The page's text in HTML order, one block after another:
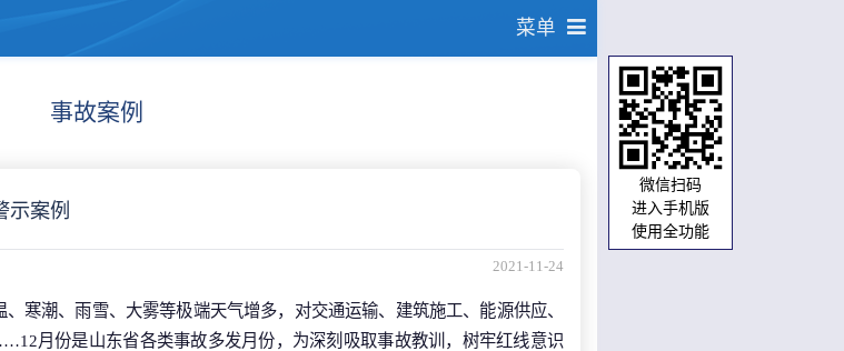
菜单
微信扫码
进入手机版
使用全功能
事故案例
示案例
2021-11-24
寒潮、雨雪、大雾等极端天气增多，对交通运输、建筑施工、能源供应、
月份是山东省各类事故多发月份，为深刻吸取事故教训，树牢红线意识